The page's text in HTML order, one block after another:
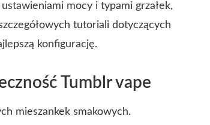
mocy i typami grzałek,
tutoriali dotyczących
konfigurację.
Tumblr vape
mieszankek smakowych.